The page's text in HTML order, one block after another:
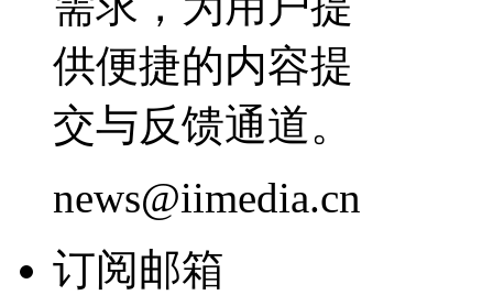
供便捷的内容提
交与反馈通道。
news@iimedia.cn
订阅邮箱